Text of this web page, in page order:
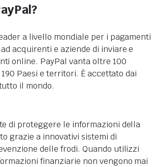
a livello mondiale per i pagamenti
acquirenti e aziende di inviare e
online. PayPal vanta oltre 100
Paesi e territori. È accettato dai
il mondo.
di proteggere le informazioni della
grazie a innovativi sistemi di
delle frodi. Quando utilizzi
finanziarie non vengono mai